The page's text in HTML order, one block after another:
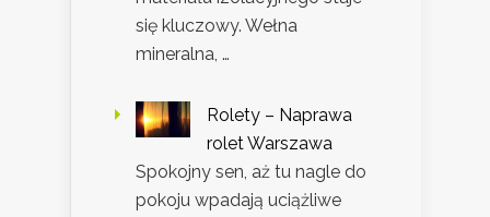
się kluczowy. Wełna
mineralna, …
Rolety – Naprawa
rolet Warszawa
Spokojny sen, aż tu nagle do
pokoju wpadają uciążliwe